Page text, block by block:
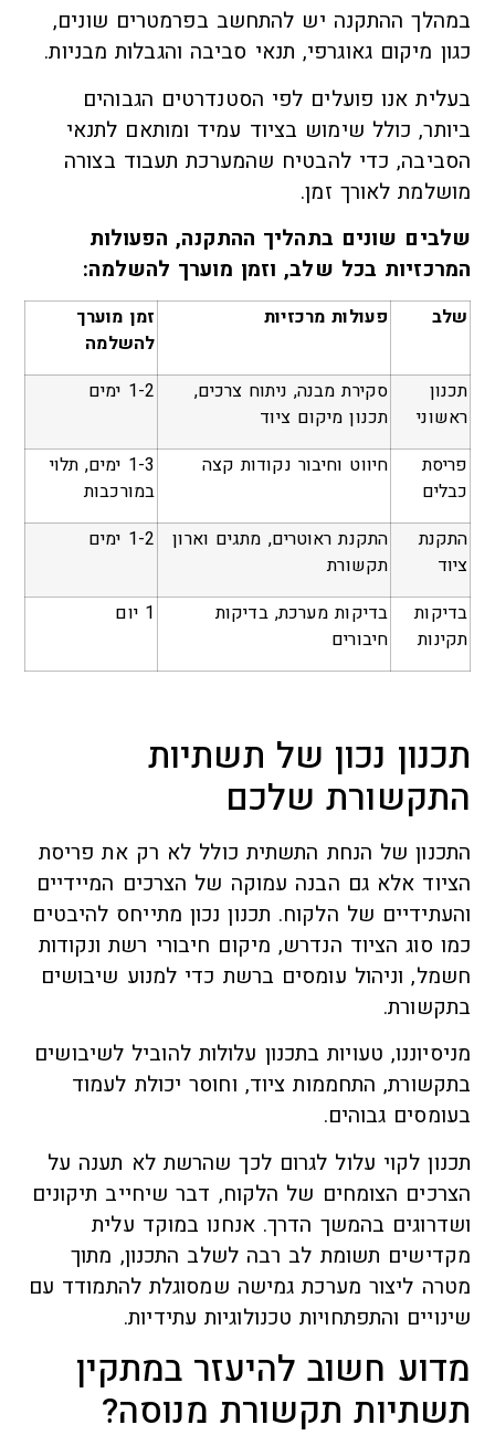
במהלך ההתקנה יש להתחשב בפרמטרים שונים,
כגון מיקום גאוגרפי, תנאי סביבה והגבלות מבניות.
בעלית אנו פועלים לפי הסטנדרטים הגבוהים
ביותר, כולל שימוש בציוד עמיד ומותאם לתנאי
הסביבה, כדי להבטיח שהמערכת תעבוד בצורה
מושלמת לאורך זמן.
שלבים שונים בתהליך ההתקנה, הפעולות
המרכזיות בכל שלב, וזמן מוערך להשלמה:
שלב פעולות מרכזיות
זמן מוערך
להשלמה
תכנון
ראשוני
סקירת מבנה, ניתוח צרכים,
תכנון מיקום ציוד
1-2 ימים
פריסת
כבלים
חיווט וחיבור נקודות קצה
1-3 ימים, תלוי
במורכבות
התקנת
ציוד
התקנת ראוטרים, מתגים וארון
תקשורת
1-2 ימים
בדיקות
תקינות
בדיקות מערכת, בדיקות
חיבורים
1 יום
תכנון נכון של תשתיות
התקשורת שלכם
התכנון של הנחת התשתית כולל לא רק את פריסת
הציוד אלא גם הבנה עמוקה של הצרכים המיידיים
והעתידיים של הלקוח. תכנון נכון מתייחס להיבטים
כמו סוג הציוד הנדרש, מיקום חיבורי רשת ונקודות
חשמל, וניהול עומסים ברשת כדי למנוע שיבושים
בתקשורת.
מניסיוננו, טעויות בתכנון עלולות להוביל לשיבושים
בתקשורת, התחממות ציוד, וחוסר יכולת לעמוד
בעומסים גבוהים.
תכנון לקוי עלול לגרום לכך שהרשת לא תענה על
הצרכים הצומחים של הלקוח, דבר שיחייב תיקונים
ושדרוגים בהמשך הדרך. אנחנו במוקד עלית
מקדישים תשומת לב רבה לשלב התכנון, מתוך
מטרה ליצור מערכת גמישה שמסוגלת להתמודד עם
שינויים והתפתחויות טכנולוגיות עתידיות.
מדוע חשוב להיעזר במתקין
תשתיות תקשורת מנוסה?